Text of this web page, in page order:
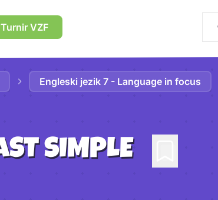
Turnir VZF
Engleski jezik 7 - Language in focus
SIMPLE